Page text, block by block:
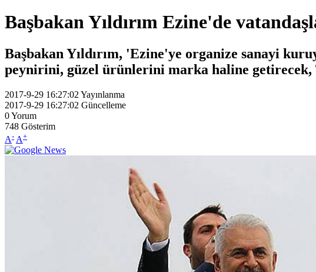
Başbakan Yıldırım Ezine'de
Başbakan Yıldırım, 'Ezine'ye organize sanayi
peynirini, güzel ürünlerini marka haline getirecek,
2017-9-29 16:27:02 Yayınlanma
2017-9-29 16:27:02 Güncelleme
0Yorum
748 Gösterim
A- A+